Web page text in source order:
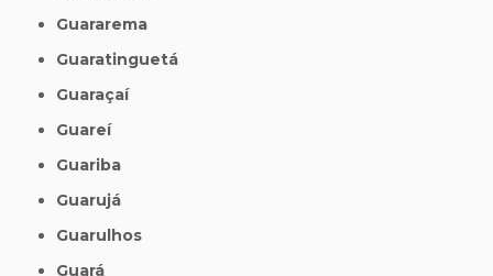
Guararema
Guaratinguetá
Guaraçaí
Guareí
Guariba
Guarujá
Guarulhos
Guará